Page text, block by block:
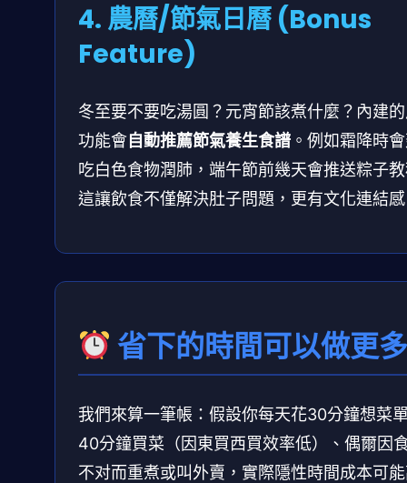
4. 農曆/節氣日曆 (Bonus
Feature)
冬至要不要吃湯圓？元宵節該煮什麼？內建
功能會自動推薦節氣養生食譜 。例如霜降時
吃白色食物潤肺，端午節前幾天會推送粽子
這讓飲食不僅解決肚子問題，更有文化連結
省下的時間可以做更
我們來算一筆帳：假設你每天花30分鐘想菜
40分鐘買菜（因東買西買效率低）、偶爾因
不对而重煮或叫外賣，實際隱性時間成本可